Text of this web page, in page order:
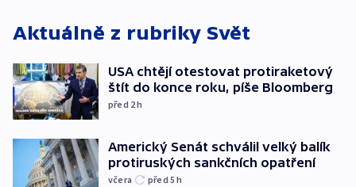
Aktuálně z rubriky Svět
USA chtějí otestovat protiraketový
štít do konce roku, píše Bloomberg
před 2h
Americký Senát schválil velký balík
protiruských sankčních opatření
včera před 5h